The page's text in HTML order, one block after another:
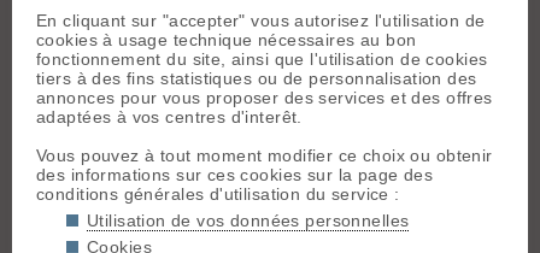
platini[8 posts] - Le 10/05/2013 18:01
Si quelqu'un est motivé pour faire ski de rando demain
autours Grenoble... Environ 1200 d+ et PD.
Message a 06 42 53 00 62
C CleMatheysin[15posts] - Le 10/05/2013 19:46
Salut Cesar,
En cliquant sur "accepter" vous autorisez l'utilisation de
cookies à usage technique nécessaires au bon
fonctionnement du site, ainsi que l'utilisation de cookies
tiers à des fins statistiques ou de personnalisation des
annonces pour vous proposer des services et des offres
adaptées à vos centres d'interêt.
Vous pouvez à tout moment modifier ce choix ou obtenir
des informations sur ces cookies sur la page des
conditions générales d'utilisation du service :
Utilisation de vos données personnelles
Cookies